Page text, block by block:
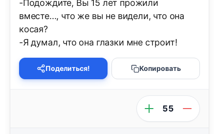
-Подождите, Вы 15 лет прожили
вместе..., что же вы не видели, что она
косая?
-Я думал, что она глазки мне строит!
Поделиться! Копировать
55